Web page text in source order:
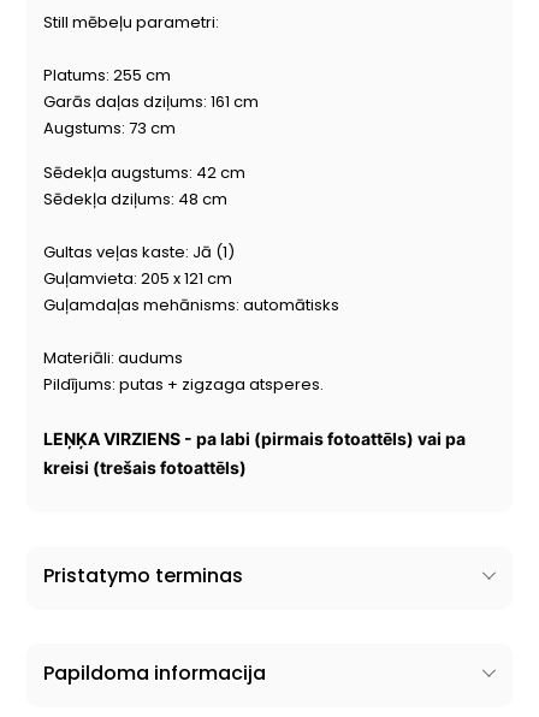
Still mēbeļu parametri:
Platums: 255 cm
Garās daļas dziļums: 161 cm
Augstums: 73 cm
Sēdekļa augstums: 42 cm
Sēdekļa dziļums: 48 cm
Gultas veļas kaste: Jā (1)
Guļamvieta: 205 x 121 cm
Guļamdaļas mehānisms: automātisks
Materiāli: audums
Pildījums: putas + zigzaga atsperes.
LEŅĶA VIRZIENS - pa labi (pirmais fotoattēls) vai pa
kreisi (trešais fotoattēls)
Pristatymo terminas
Papildoma informacija